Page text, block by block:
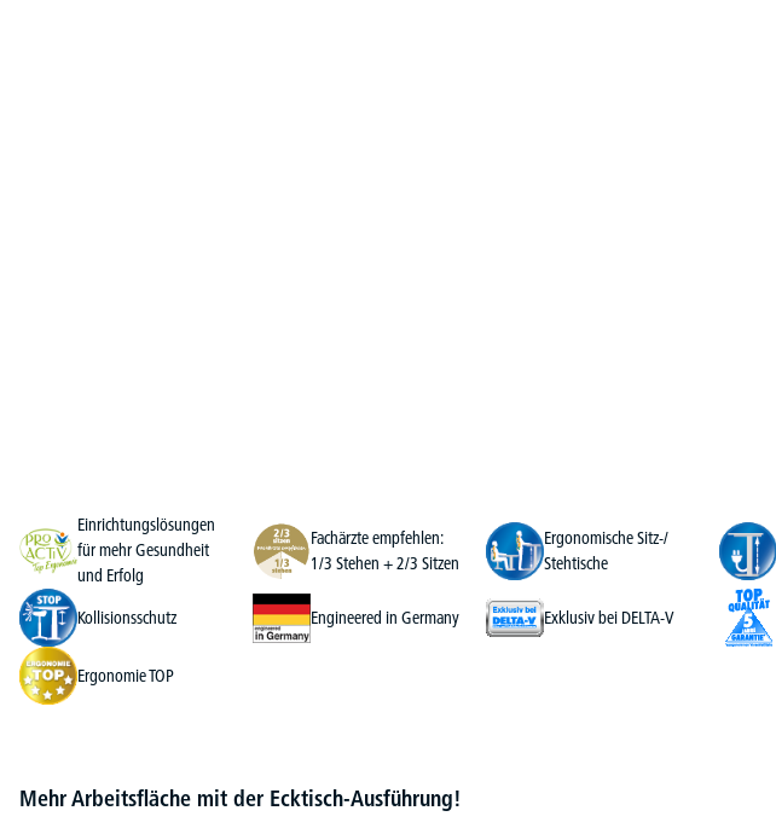
Einrichtungslösungen
für mehr Gesundheit
und Erfolg
Fachärzte empfehlen:
1/3 Stehen + 2/3 Sitzen
Ergonomische Sitz-/
Stehtische
Kollisionsschutz Engineered in Germany Exklusiv bei DELTA-V
Ergonomie TOP
Mehr Arbeitsfläche mit der Ecktisch-Ausführung!